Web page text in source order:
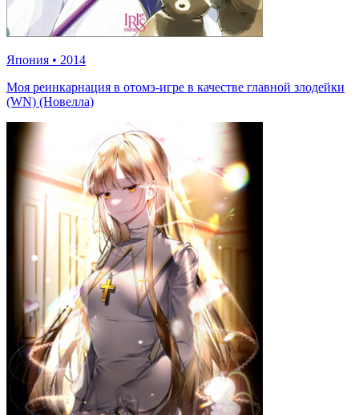
Япония • 2014
Моя реинкарнация в отомэ-игре в качестве главной злодейки
(WN) (Новелла)